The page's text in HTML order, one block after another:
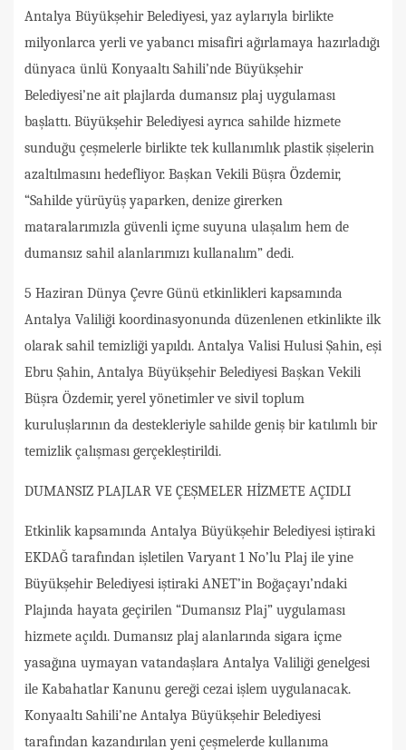
Antalya Büyükşehir Belediyesi, yaz aylarıyla birlikte
milyonlarca yerli ve yabancı misafiri ağırlamaya hazırladığı
dünyaca ünlü Konyaaltı Sahili’nde Büyükşehir
Belediyesi’ne ait plajlarda dumansız plaj uygulaması
başlattı. Büyükşehir Belediyesi ayrıca sahilde hizmete
sunduğu çeşmelerle birlikte tek kullanımlık plastik şişelerin
azaltılmasını hedefliyor. Başkan Vekili Büşra Özdemir,
“Sahilde yürüyüş yaparken, denize girerken
mataralarımızla güvenli içme suyuna ulaşalım hem de
dumansız sahil alanlarımızı kullanalım” dedi.
5 Haziran Dünya Çevre Günü etkinlikleri kapsamında
Antalya Valiliği koordinasyonunda düzenlenen etkinlikte ilk
olarak sahil temizliği yapıldı. Antalya Valisi Hulusi Şahin, eşi
Ebru Şahin, Antalya Büyükşehir Belediyesi Başkan Vekili
Büşra Özdemir, yerel yönetimler ve sivil toplum
kuruluşlarının da destekleriyle sahilde geniş bir katılımlı bir
temizlik çalışması gerçekleştirildi.
DUMANSIZ PLAJLAR VE ÇEŞMELER HİZMETE AÇIDLI
Etkinlik kapsamında Antalya Büyükşehir Belediyesi iştiraki
EKDAĞ tarafından işletilen Varyant 1 No’lu Plaj ile yine
Büyükşehir Belediyesi iştiraki ANET’in Boğaçayı’ndaki
Plajında hayata geçirilen “Dumansız Plaj” uygulaması
hizmete açıldı. Dumansız plaj alanlarında sigara içme
yasağına uymayan vatandaşlara Antalya Valiliği genelgesi
ile Kabahatlar Kanunu gereği cezai işlem uygulanacak.
Konyaaltı Sahili’ne Antalya Büyükşehir Belediyesi
tarafından kazandırılan yeni çeşmelerde kullanıma